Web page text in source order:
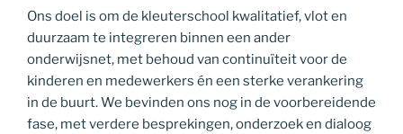
Ons doel is om de kleuterschool kwalitatief, vlot en
duurzaam te integreren binnen een ander
onderwijsnet, met behoud van continuïteit voor de
kinderen en medewerkers én een sterke verankering
in de buurt. We bevinden ons nog in de voorbereidende
fase, met verdere besprekingen, onderzoek en dialoog